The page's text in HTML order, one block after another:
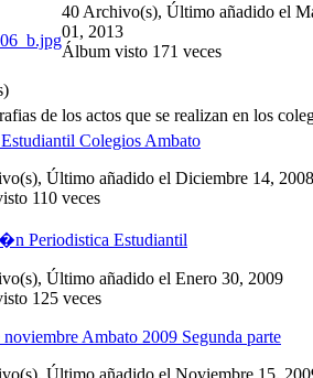
40 Archivo(s), Último añadido el
01, 2013
Álbum visto 171 veces
de los actos que se realizan en los
Colegios Ambato
Último añadido el Diciembre 14, 2008
110 veces
Periodistica Estudiantil
Último añadido el Enero 30, 2009
125 veces
Ambato 2009 Segunda parte
Último añadido el Noviembre 15,